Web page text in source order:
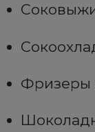
Фризеры